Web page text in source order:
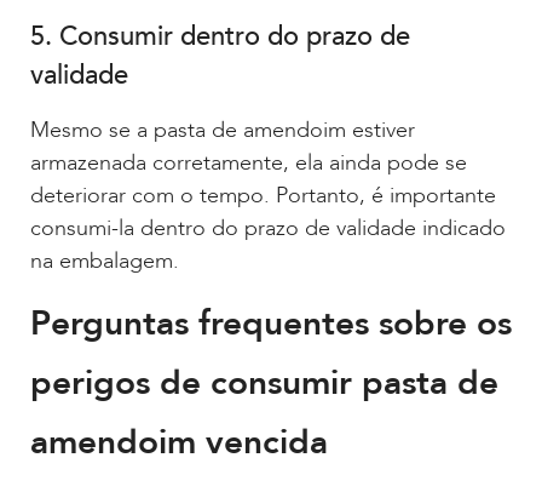
5. Consumir dentro do prazo de
validade
Mesmo se a pasta de amendoim estiver
armazenada corretamente, ela ainda pode se
deteriorar com o tempo. Portanto, é importante
consumi-la dentro do prazo de validade indicado
na embalagem.
Perguntas frequentes sobre os
perigos de consumir pasta de
amendoim vencida